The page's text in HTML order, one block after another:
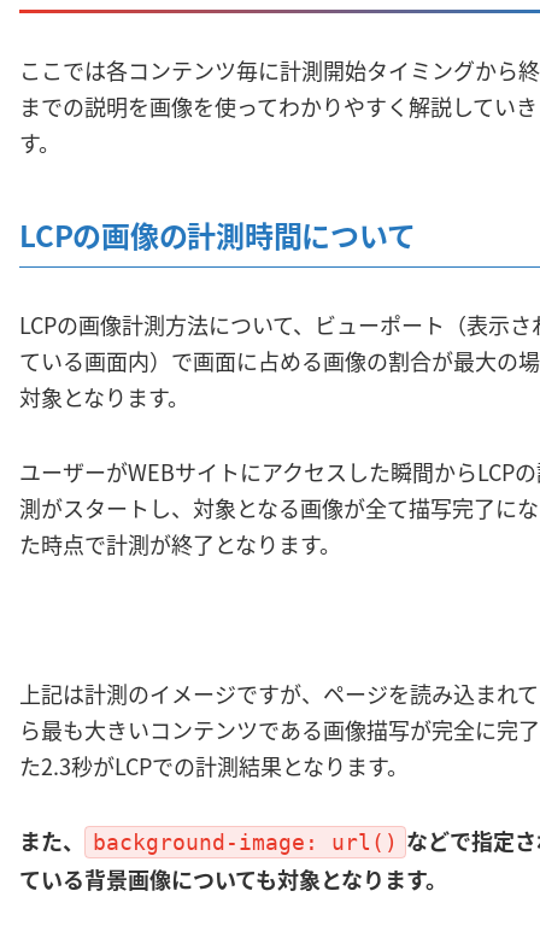
ここでは各コンテンツ毎に計測開始タイミングから
までの説明を画像を使ってわかりやすく解説してい
す。
LCPの画像の計測時間について
LCPの画像計測方法について、ビューポート（表示さ
ている画面内）で画面に占める画像の割合が最大の
対象となります。
ユーザーがWEBサイトにアクセスした瞬間からLCP
測がスタートし、対象となる画像が全て描写完了に
た時点で計測が終了となります。
上記は計測のイメージですが、ページを読み込まれ
ら最も大きいコンテンツである画像描写が完全に完
た2.3秒がLCPでの計測結果となります。
また、 background-image: url() などで指定
ている背景画像についても対象となります。